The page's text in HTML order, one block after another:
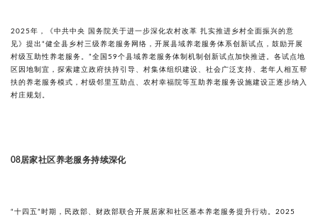
2025年，《中共中央 国务院关于进一步深化农村改革 扎实推进乡村全面振兴的意
见》提出“健全县乡村三级养老服务网络，开展县域养老服务体系创新试点，鼓励开展
村级互助性养老服务。”全国59个县域养老服务体制机制创新试点加快推进。各试点地
区因地制宜，探索建立政府扶持引导、村集体组织建设、社会广泛支持、老年人相互帮
扶的养老服务模式，村级邻里互助点、农村幸福院等互助养老服务设施建设正逐步纳入
村庄规划。
08居家社区养老服务持续深化
“十四五”时期，民政部、财政部联合开展居家和社区基本养老服务提升行动。2025